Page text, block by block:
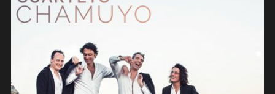
Mosalini Teruggi cuarteto –